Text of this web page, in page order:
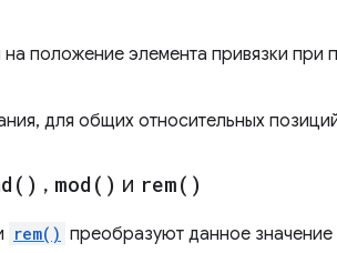
на положение элемента привязки при
для общих относительных
) , mod( ) и rem( )
rem() преобразуют данное значение